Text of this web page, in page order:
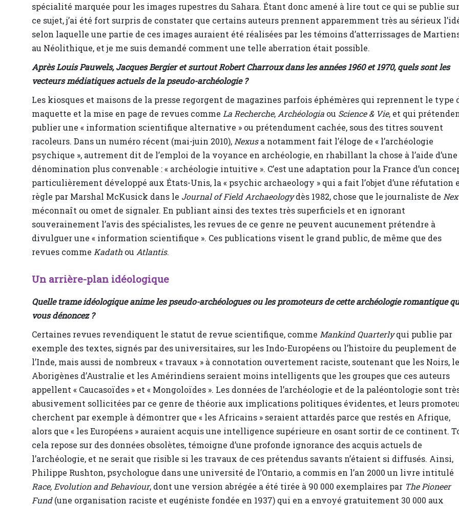
spécialité marquée pour les images rupestres du Sahara. Étant donc amené à lire tout ce qui se publie sur
ce sujet, j’ai été fort surpris de constater que certains auteurs prennent apparemment très au sérieux
selon laquelle une partie de ces images auraient été réalisées par les témoins d’atterrissages de
au Néolithique, et je me suis demandé comment une telle aberration était possible.
Après Louis Pauwels, Jacques Bergier et surtout Robert Charroux dans les années 1960 et 1970, quels sont les
vecteurs médiatiques actuels de la pseudo-archéologie ?
Les kiosques et maisons de la presse regorgent de magazines parfois éphémères qui reprennent le type
maquette et la mise en page de revues comme La Recherche, Archéologia ou Science & Vie, et qui
publier une « information scientifique alternative » ou prétendument cachée, sous des titres souvent
racoleurs. Dans un numéro récent (mai-juin 2010), Nexusa notamment fait l’éloge de « l’archéologie
psychique », autrement dit de l’emploi de la voyance en archéologie, en rhabillant la chose à l’aide d’une
dénomination plus convenable : « archéologie intuitive ». C’est une adaptation pour la France d’un
particulièrement développé aux États-Unis, la « psychic archaeology » qui a fait l’objet d’une réfutation
règle par Marshal McKusick dans le Journal of Field Archaeologydès 1982, chose que le journaliste de
méconnaît ou omet de signaler. En publiant ainsi des textes très superficiels et en ignorant
souverainement l’avis des spécialistes, les revues de ce genre ne peuvent aucunement prétendre à
divulguer une « information scientifique ». Ces publications visent le grand public, de même que des
revues comme Kadath ou Atlantis.
Un arrière-plan idéologique
Quelle trame idéologique anime les pseudo-archéologues ou les promoteurs de cette archéologie romantique
vous dénoncez ?
Certaines revues revendiquent le statut de revue scientifique, comme Mankind Quarterlyqui publie par
exemple des textes, signés par des universitaires, sur les Indo-Européens ou l’histoire du peuplement de
l’Inde, mais aussi de nombreux « travaux » à connotation ouvertement raciste, soutenant que les Noirs,
Aborigènes d’Australie et les Amérindiens seraient moins intelligents que les groupes que ces auteurs
appellent « Caucasoïdes » et « Mongoloïdes ». Les données de l’archéologie et de la paléontologie sont
abusivement sollicitées par ce genre de théorie aux implications politiques évidentes, et leurs
cherchent par exemple à démontrer que « les Africains » seraient attardés parce que restés en Afrique,
alors que « les Européens » auraient acquis une intelligence supérieure en osant sortir de ce continent.
cela repose sur des données obsolètes, témoigne d’une profonde ignorance des acquis actuels de
l’archéologie, et ne serait que risible si les travaux de ces prétendus savants n’étaient si diffusés. Ainsi,
Philippe Rushton, psychologue dans une université de l’Ontario, a commis en l’an 2000 un livre intitulé
Race, Evolution and Behaviour, dont une version abrégée a été tirée à 90 000 exemplaires par The Pioneer
Fund(une organisation raciste et eugéniste fondée en 1937) qui en a envoyé gratuitement 30 000 aux